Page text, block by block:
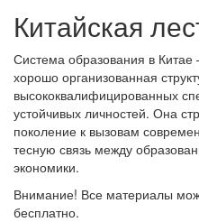
Китайская
Система образования в Китае
хорошо организованная
высококвалифицированных
устойчивых личностей. Она
поколение к вызовам
тесную связь между
экономики.
Внимание! Все материалы
бесплатно.